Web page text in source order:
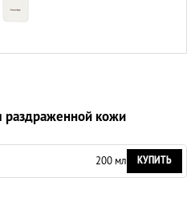
раздраженной кожи
200 мл КУПИТЬ